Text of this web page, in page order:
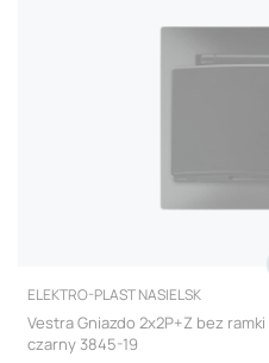
PRODUCENT
ELEKTRO-PLAST NASIELSK
Vestra Gniazdo 2x2P+Z bez
czarny 3845-19